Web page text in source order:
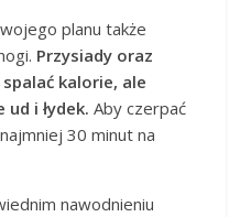
planu także
Przysiady oraz
kalorie, ale
i łydek. Aby czerpać
30 minut na
nawodnieniu